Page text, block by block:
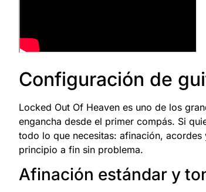
Configuración de
Locked Out Of Heaven es uno de los
engancha desde el primer compás. Si
todo lo que necesitas: afinación,
principio a fin sin problema.
Afinación estándar y